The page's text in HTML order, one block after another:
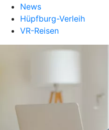
News
Hüpfburg-Verleih
VR-Reisen